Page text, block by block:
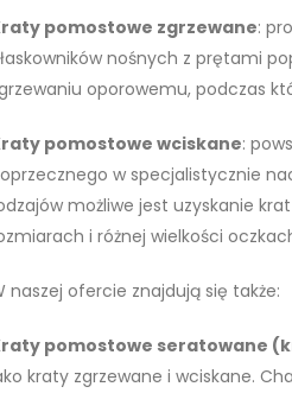
pomostowe zgrzewane:
nośnych z prętami
oporowemu, podczas
pomostowe wciskane:
w specjalistycznie
możliwe jest uzyskanie
i różnej wielkości
naszej ofercie znajdują się także:
pomostowe seratowane
kraty zgrzewane i wciskane.